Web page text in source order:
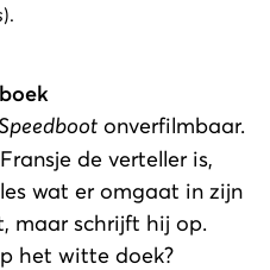
).
onverfilmbaar.
de verteller is,
wat er omgaat in zijn
maar schrijft hij op.
het witte doek?